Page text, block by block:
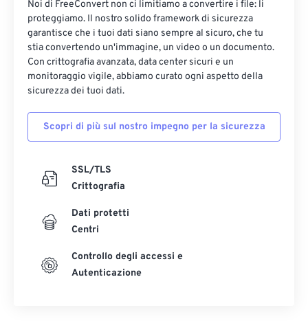
Noi di FreeConvert non ci limitiamo a convertire i file: li
proteggiamo. Il nostro solido framework di sicurezza
garantisce che i tuoi dati siano sempre al sicuro, che tu
stia convertendo un'immagine, un video o un documento.
Con crittografia avanzata, data center sicuri e un
monitoraggio vigile, abbiamo curato ogni aspetto della
sicurezza dei tuoi dati.
Scopri di più sul nostro impegno per la sicurezza
SSL/TLS
Crittografia
Dati protetti
Centri
Controllo degli accessi e
Autenticazione